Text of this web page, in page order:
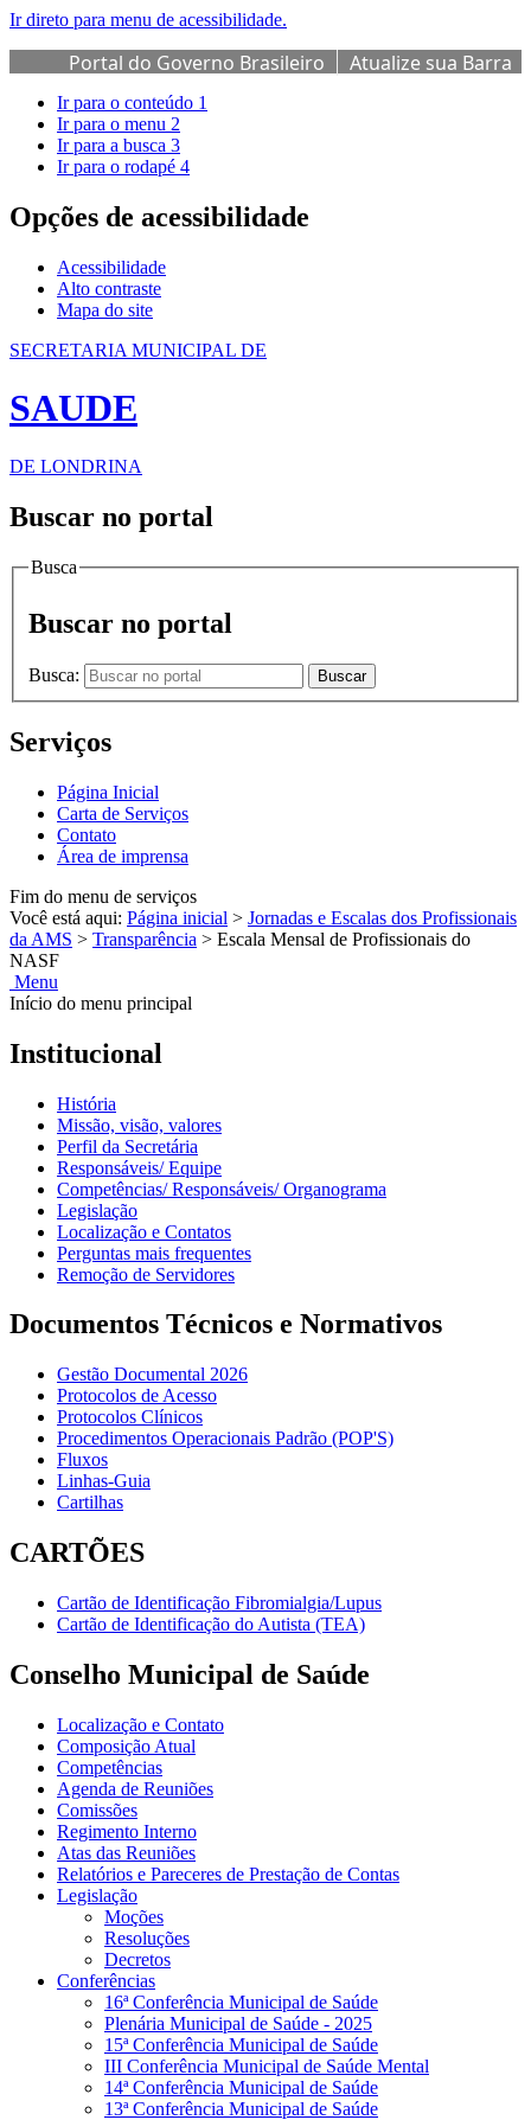
Ir direto para menu de acessibilidade.
Portal do Governo Brasileiro
Atualize sua Barra
de Governo
Ir para o conteúdo 1
Ir para o menu 2
Ir para a busca 3
Ir para o rodapé 4
Opções de acessibilidade
Acessibilidade
Alto contraste
Mapa do site
SECRETARIA MUNICIPAL DE
SAUDE
DE LONDRINA
Buscar no portal
Busca
Buscar no portal
Busca: Buscar
Serviços
Página Inicial
Carta de Serviços
Contato
Área de imprensa
Fim do menu de serviços
Você está aqui: Página inicial > Jornadas e Escalas dos Profissionais
da AMS > Transparência > Escala Mensal de Profissionais do
NASF
Menu
Início do menu principal
Institucional
História
Missão, visão, valores
Perfil da Secretária
Responsáveis/ Equipe
Competências/ Responsáveis/ Organograma
Legislação
Localização e Contatos
Perguntas mais frequentes
Remoção de Servidores
Documentos Técnicos e Normativos
Gestão Documental 2026
Protocolos de Acesso
Protocolos Clínicos
Procedimentos Operacionais Padrão (POP'S)
Fluxos
Linhas-Guia
Cartilhas
CARTÕES
Cartão de Identificação Fibromialgia/Lupus
Cartão de Identificação do Autista (TEA)
Conselho Municipal de Saúde
Localização e Contato
Composição Atual
Competências
Agenda de Reuniões
Comissões
Regimento Interno
Atas das Reuniões
Relatórios e Pareceres de Prestação de Contas
Legislação
Moções
Resoluções
Decretos
Conferências
16ª Conferência Municipal de Saúde
Plenária Municipal de Saúde - 2025
15ª Conferência Municipal de Saúde
III Conferência Municipal de Saúde Mental
14ª Conferência Municipal de Saúde
13ª Conferência Municipal de Saúde